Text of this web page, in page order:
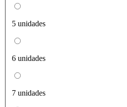
5 unidades
6 unidades
7 unidades